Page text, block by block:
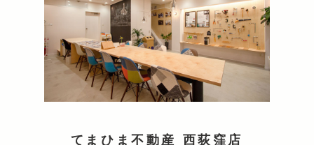
てまひま不動産 西荻窪店